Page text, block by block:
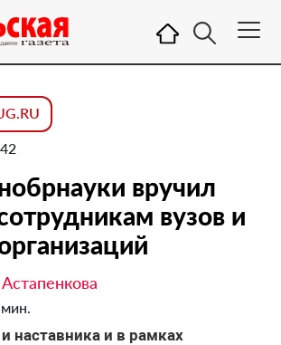
вручил
вузов и
наставника и в рамках